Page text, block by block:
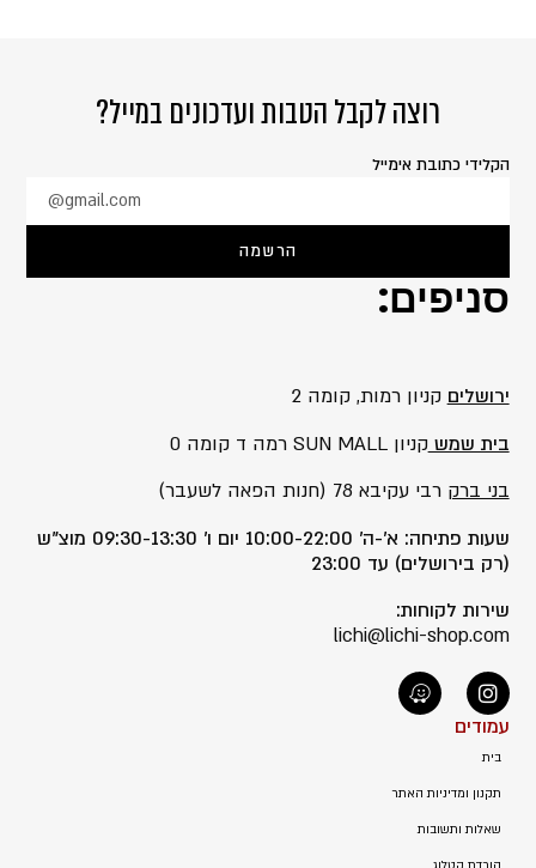
סניפים:
ירושלים קניון רמות, קומה 2
בית שמשקניון SUN MALL רמה ד קומה 0
בני ברק רבי עקיבא 78 (חנות הפאה לשעבר)
שעות פתיחה: א’-ה’ 10:00-22:00 יום ו’ 09:30-13:30 מוצ”ש
(רק בירושלים) עד 23:00
שירות לקוחות:
lichi@lichi-shop.com
רוצה לקבל הטבות ועדכונים במייל?
הקלידי כתובת אימייל
@gmail.com
הרשמה
עמודים
בית
תקנון ומדיניות האתר
שאלות ותשובות